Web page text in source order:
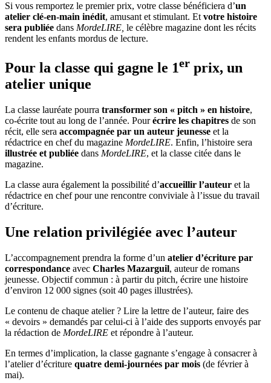
Si vous remportez le premier prix, votre classe bénéficiera d’un
atelier clé-en-main inédit, amusant et stimulant. Et votre histoire
sera publiée dans MordeLIRE, le célèbre magazine dont les récits
rendent les enfants mordus de lecture.
Pour la classe qui gagne le 1er prix, un
atelier unique
La classe lauréate pourra transformer son « pitch » en histoire,
co-écrite tout au long de l’année. Pourécrire les chapitres de son
récit, elle sera accompagnée par un auteur jeunesse et la
rédactrice en chef du magazine MordeLIRE. Enfin, l’histoire sera
illustrée et publiée dans MordeLIRE, et la classe citée dans le
magazine.
La classe aura également la possibilité d’accueillir l’auteur et la
rédactrice en chef pour une rencontre conviviale à l’issue du travail
d’écriture.
Une relation privilégiée avec l’auteur
L’accompagnement prendra la forme d’un atelier d’écriture par
correspondance avec Charles Mazarguil, auteur de romans
jeunesse. Objectif commun : à partir du pitch, écrire une histoire
d’environ 12 000 signes (soit 40 pages illustrées).
Le contenu de chaque atelier ? Lire la lettre de l’auteur, faire des
« devoirs » demandés par celui-ci à l’aide des supports envoyés par
la rédaction de MordeLIRE et répondre à l’auteur.
En termes d’implication, la classe gagnante s’engage à consacrer à
l’atelier d’écriture quatre demi-journées par mois (de février à
mai).